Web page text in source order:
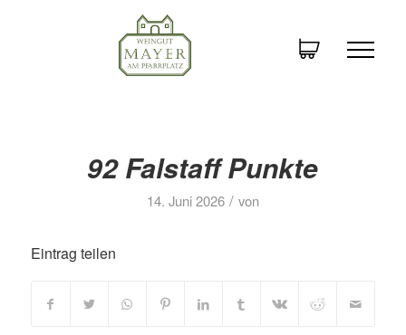
92 Falstaff Punkte
14. Juni 2026 / von
Eintrag teilen